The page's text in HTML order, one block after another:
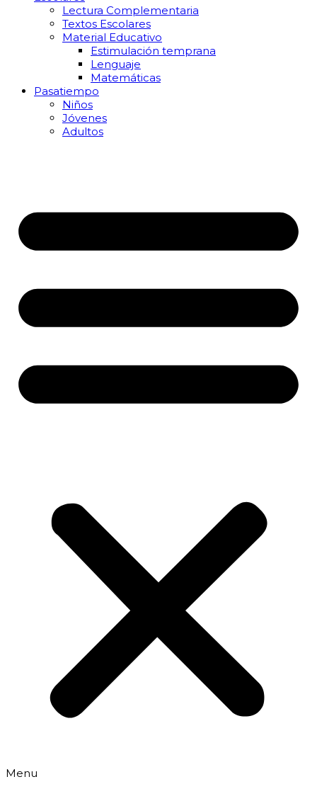
Lectura Complementaria
Textos Escolares
Material Educativo
Estimulación temprana
Lenguaje
Matemáticas
Pasatiempo
Niños
Jóvenes
Adultos
Menu